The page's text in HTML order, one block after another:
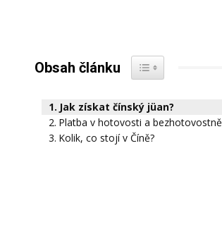
Obsah článku
Jak získat čínský jüan?
Platba v hotovosti a bezhotovostně
Kolik, co stojí v Číně?